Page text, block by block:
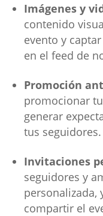
Imágenes y
contenido
evento y
en el feed de
Promoción
promocionar
generar
tus seguidores.
Invitaciones
seguidores y
personalizada,
compartir el